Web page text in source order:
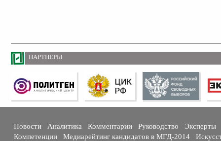
ПАРТНЕРЫ
Новости Аналитика Комментарии Руководство
Эксперты
Компетенции
Медиарейтинг кандидатов в МГД-2014